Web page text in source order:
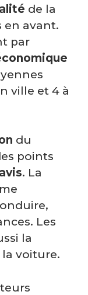
de la
en avant.
par
ville et 4 à
du
points
avis. La
Les
la
la voiture.